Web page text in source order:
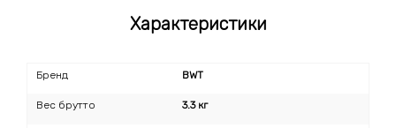
Характеристики
Бренд BWT
Вес брутто 3.3 кг